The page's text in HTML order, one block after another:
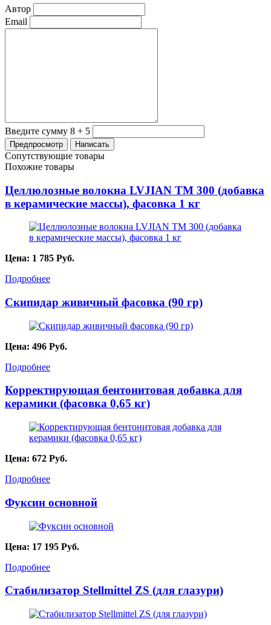
Автор
Email
Введите сумму 8 + 5
Сопутствующие товары
Похожие товары
Целлюлозные волокна LVJIAN TM 300 (добавка
в керамические массы), фасовка 1 кг
Цена: 1 785 Руб.
Подробнее
Скипидар живичный фасовка (90 гр)
Цена: 496 Руб.
Подробнее
Корректирующая бентонитовая добавка для
керамики (фасовка 0,65 кг)
Цена: 672 Руб.
Подробнее
Фуксин основной
Цена: 17 195 Руб.
Подробнее
Стабилизатор Stellmittel ZS (для глазури)